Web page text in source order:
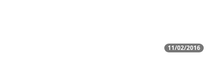
11/02/2016